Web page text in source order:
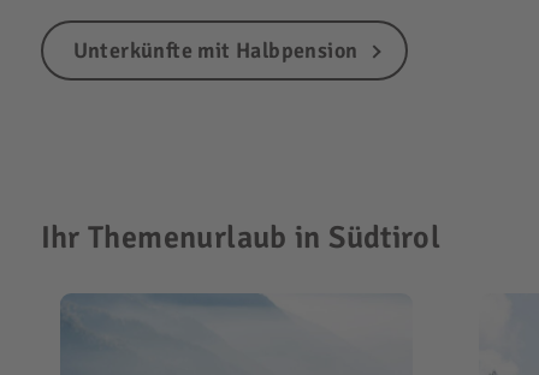
Unterkünfte mit Halbpension
Ihr Themenurlaub in Südtirol